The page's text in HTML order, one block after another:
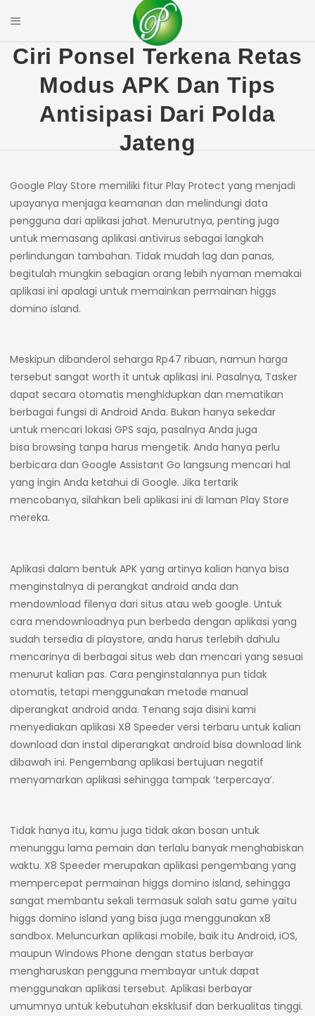
content
Mobile Menu
PRIYAL
Ciri Ponsel Terkena Retas
Modus APK Dan Tips
Antisipasi Dari Polda
Jateng
Google Play Store memiliki fitur Play Protect yang menjadi
upayanya menjaga keamanan dan melindungi data
pengguna dari aplikasi jahat. Menurutnya, penting juga
untuk memasang aplikasi antivirus sebagai langkah
perlindungan tambahan. Tidak mudah lag dan panas,
begitulah mungkin sebagian orang lebih nyaman memakai
aplikasi ini apalagi untuk memainkan permainan higgs
domino island.
Meskipun dibanderol seharga Rp47 ribuan, namun harga
tersebut sangat worth it untuk aplikasi ini. Pasalnya, Tasker
dapat secara otomatis menghidupkan dan mematikan
berbagai fungsi di Android Anda. Bukan hanya sekedar
untuk mencari lokasi GPS saja, pasalnya Anda juga
bisa browsing tanpa harus mengetik. Anda hanya perlu
berbicara dan Google Assistant Go langsung mencari hal
yang ingin Anda ketahui di Google. Jika tertarik
mencobanya, silahkan beli aplikasi ini di laman Play Store
mereka.
Aplikasi dalam bentuk APK yang artinya kalian hanya bisa
menginstalnya di perangkat android anda dan
mendownload filenya dari situs atau web google. Untuk
cara mendownloadnya pun berbeda dengan aplikasi yang
sudah tersedia di playstore, anda harus terlebih dahulu
mencarinya di berbagai situs web dan mencari yang sesuai
menurut kalian pas. Cara penginstalannya pun tidak
otomatis, tetapi menggunakan metode manual
diperangkat android anda. Tenang saja disini kami
menyediakan aplikasi X8 Speeder versi terbaru untuk kalian
download dan instal diperangkat android bisa download link
dibawah ini. Pengembang aplikasi bertujuan negatif
menyamarkan aplikasi sehingga tampak ‘terpercaya’.
Tidak hanya itu, kamu juga tidak akan bosan untuk
menunggu lama pemain dan terlalu banyak menghabiskan
waktu. X8 Speeder merupakan aplikasi pengembang yang
mempercepat permainan higgs domino island, sehingga
sangat membantu sekali termasuk salah satu game yaitu
higgs domino island yang bisa juga menggunakan x8
sandbox. Meluncurkan aplikasi mobile, baik itu Android, iOS,
maupun Windows Phone dengan status berbayar
mengharuskan pengguna membayar untuk dapat
menggunakan aplikasi tersebut. Aplikasi berbayar
umumnya untuk kebutuhan eksklusif dan berkualitas tinggi.